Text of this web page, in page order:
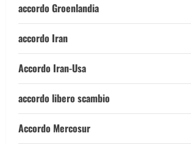
accordo Groenlandia
accordo Iran
Accordo Iran-Usa
accordo libero scambio
Accordo Mercosur